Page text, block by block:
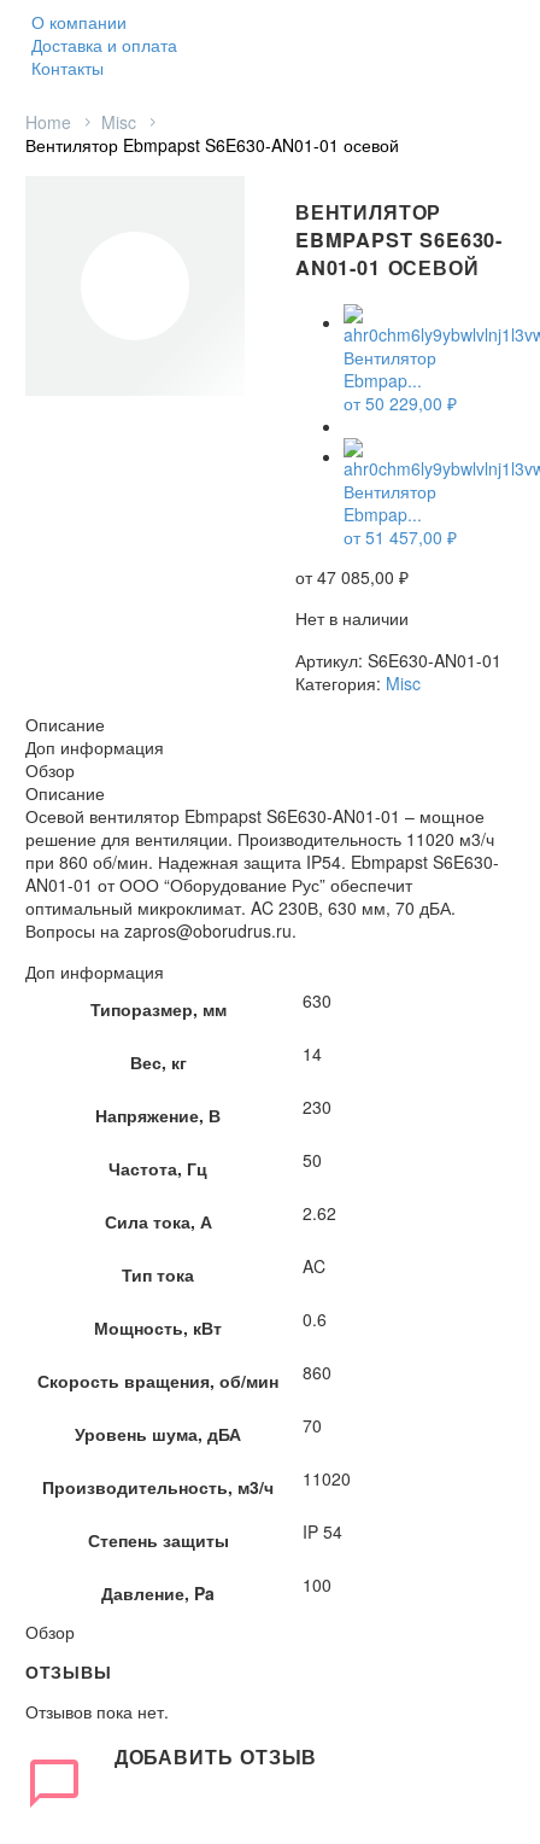
О компании
Доставка и оплата
Контакты
Home
Misc
Вентилятор Ebmpapst S6E630-AN01-01 осевой
ВЕНТИЛЯТОР
EBMPAPST S6E630-
AN01-01 ОСЕВОЙ
Вентилятор
Ebmpap...
от50 229,00 ₽
Вентилятор
Ebmpap...
от51 457,00 ₽
от47 085,00 ₽
Нет в наличии
Артикул: S6E630-AN01-01
Категория: Misc
Описание
Доп информация
Обзор
Описание
Осевой вентилятор Ebmpapst S6E630-AN01-01 – мощное
решение для вентиляции. Производительность 11020 м3/ч
при 860 об/мин. Надежная защита IP54. Ebmpapst S6E630-
AN01-01 от ООО “Оборудование Рус” обеспечит
оптимальный микроклимат. AC 230В, 630 мм, 70 дБА.
Вопросы на zapros@oborudrus.ru.
Доп информация
Типоразмер, мм
630
Вес, кг 14
Напряжение, В 230
Частота, Гц 50
Сила тока, А 2.62
Тип тока AC
Мощность, кВт 0.6
Скорость вращения, об/мин 860
Уровень шума, дБА 70
Производительность, м3/ч 11020
Степень защиты IP 54
Давление, Pa
100
Обзор
ОТЗЫВЫ
Отзывов пока нет.
ДОБАВИТЬ ОТЗЫВ